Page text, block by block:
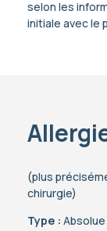
selon les
initiale avec le
(plus
chirurgie)
Type : Absolue